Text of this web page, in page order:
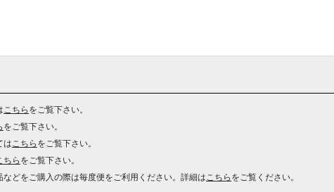
こちらをご覧下さい。
をご覧下さい。
は こちらをご覧下さい。
ちらをご覧下さい。
などをご購入の際は毎度便をご利用ください。詳細は こちらをご覧ください。